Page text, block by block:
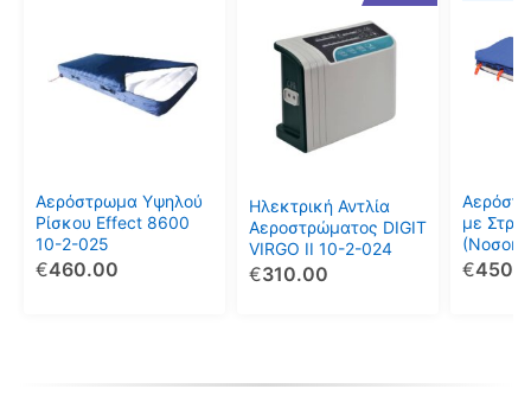
Αερόστρωμα Υψηλού
Ρίσκου Effect 8600
10-2-025
460.00
€
Ηλεκτρική Αντλία
Αεροστρώματος DIGIT
VIRGO ΙΙ 10-2-024
310.00
€
με
τύπου)
€